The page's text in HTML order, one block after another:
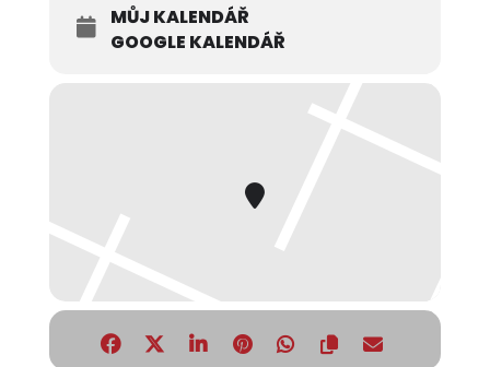
MŮJ KALENDÁŘ
GOOGLE KALENDÁŘ